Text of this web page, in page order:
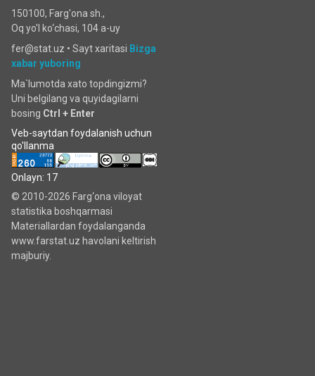
150100, Farg'ona sh.,
Oq yo'l ko‘chаsi, 104 a-uy
fer@stat.uz • Sayt xaritasi Bizga
xabar yuboring
Ma`lumotda xato topdingizmi?
Uni belgilang va quyidagilarni
bosing Ctrl + Enter
Veb-saytdan foydalanish uchun
qo'llanma
Onlayn: 17
© 2010-2026 Farg‘ona viloyat
statistika boshqarmasi
Materiallardan foydalanganda
www.farstat.uz havolani keltirish
majburiy.